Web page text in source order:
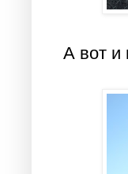
А вот и